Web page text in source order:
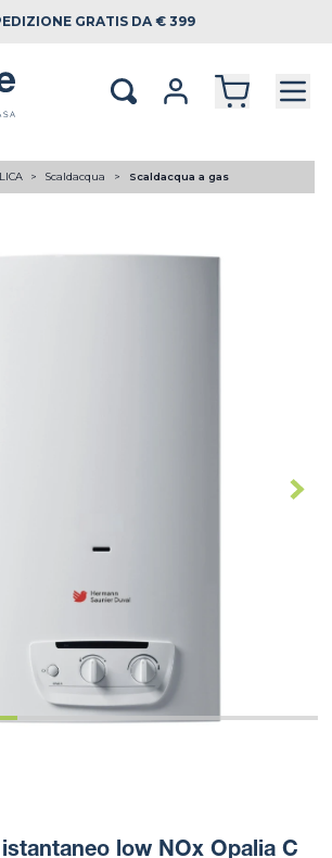
GRATIS DA € 399
Scaldacqua Scaldacqua a gas
low NOx Opalia C